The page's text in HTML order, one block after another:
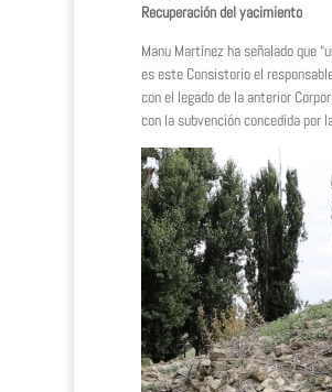
Recuperación del yacimiento
Manu Martínez ha señalado que
es este Consistorio el
con el legado de la anterior
con la subvención concedida por